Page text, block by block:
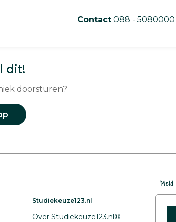
Contact 088 - 5080000
dit!
doorsturen?
Studiekeuze123.nl
Over Studiekeuze123.nl®